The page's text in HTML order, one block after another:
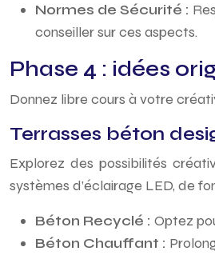
Normes de Sécurité :
conseiller sur ces aspects.
Phase 4 : idées
Donnez libre cours à votre
Terrasses béton
Explorez des possibilités
systèmes d’éclairage LED, de
Béton Recyclé : Optez
Béton Chauffant :